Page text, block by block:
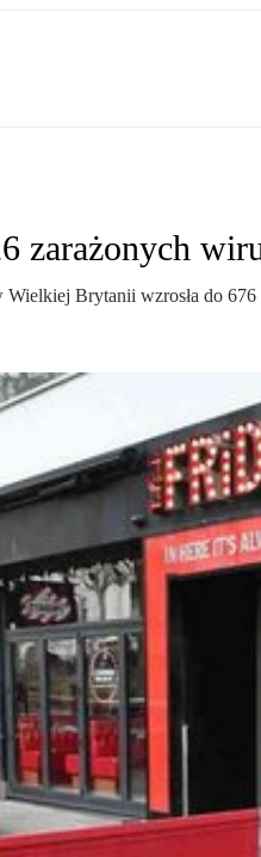
zarażonych
Brytanii wzrosła do